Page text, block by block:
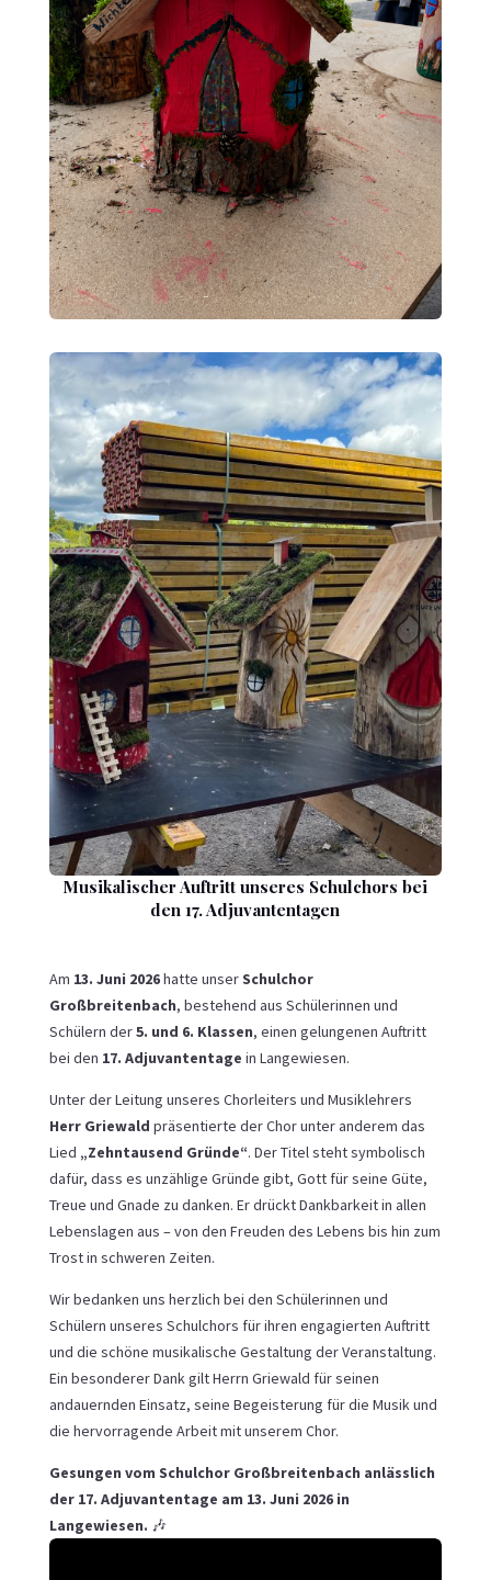
Musikalischer Auftritt unseres Schulchors bei
den 17. Adjuvantentagen
Am 13. Juni 2026hatte unserSchulchor
Großbreitenbach, bestehend aus Schülerinnen und
Schülern der5. und 6. Klassen, einen gelungenen Auftritt
bei den 17. Adjuvantentage in Langewiesen.
Unter der Leitung unseres Chorleiters und Musiklehrers
Herr Griewald präsentierte der Chor unter anderem das
Lied „Zehntausend Gründe“. Der Titel steht symbolisch
dafür, dass es unzählige Gründe gibt, Gott für seine Güte,
Treue und Gnade zu danken. Er drückt Dankbarkeit in allen
Lebenslagen aus – von den Freuden des Lebens bis hin zum
Trost in schweren Zeiten.
Wir bedanken uns herzlich bei den Schülerinnen und
Schülern unseres Schulchors für ihren engagierten Auftritt
und die schöne musikalische Gestaltung der Veranstaltung.
Ein besonderer Dank gilt Herrn Griewald für seinen
andauernden Einsatz, seine Begeisterung für die Musik und
die hervorragende Arbeit mit unserem Chor.
Gesungen vom Schulchor Großbreitenbach anlässlich
der 17. Adjuvantentage am 13. Juni 2026 in
Langewiesen. 🎶